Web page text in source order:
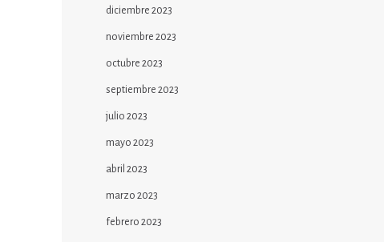
diciembre 2023
noviembre 2023
octubre 2023
septiembre 2023
julio 2023
mayo 2023
abril 2023
marzo 2023
febrero 2023